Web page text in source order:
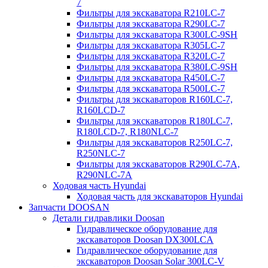
7
Фильтры для экскаватора R210LC-7
Фильтры для экскаватора R290LC-7
Фильтры для экскаватора R300LC-9SH
Фильтры для экскаватора R305LC-7
Фильтры для экскаватора R320LC-7
Фильтры для экскаватора R380LC-9SH
Фильтры для экскаватора R450LC-7
Фильтры для экскаватора R500LC-7
Фильтры для экскаваторов R160LC-7,
R160LCD-7
Фильтры для экскаваторов R180LC-7,
R180LCD-7, R180NLC-7
Фильтры для экскаваторов R250LC-7,
R250NLC-7
Фильтры для экскаваторов R290LC-7A,
R290NLC-7A
Ходовая часть Hyundai
Ходовая часть для экскаваторов Hyundai
Запчасти DOOSAN
Детали гидравлики Doosan
Гидравлическое оборудование для
экскаваторов Doosan DX300LCA
Гидравлическое оборудование для
экскаваторов Doosan Solar 300LC-V